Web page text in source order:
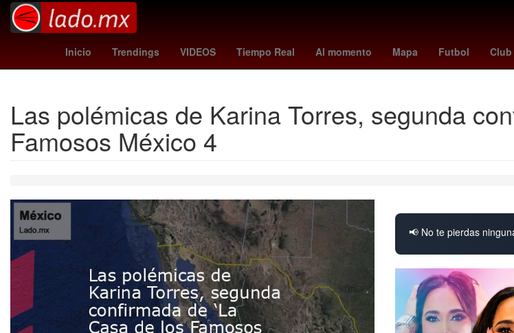
Inicio Trendings VIDEOS Tiempo Real Al momento Mapa Futbol Club
man city vs liverpool barcelona vs celta roma - udinese az alkmaar vs psv fenerbahçe -
Las polémicas de Karina Torres, segunda
Famosos México 4
📢 No te pierdas